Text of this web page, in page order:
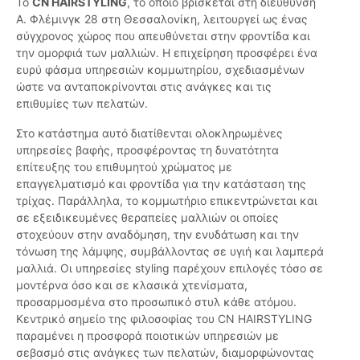
Α. Φλέμινγκ 28 στη Θεσσαλονίκη, λειτουργεί ως ένας
σύγχρονος χώρος που απευθύνεται στην φροντίδα και
την ομορφιά των μαλλιών. Η επιχείρηση προσφέρει ένα
ευρύ φάσμα υπηρεσιών κομμωτηρίου, σχεδιασμένων
ώστε να ανταποκρίνονται στις ανάγκες και τις
επιθυμίες των πελατών.
Στο κατάστημα αυτό διατίθενται ολοκληρωμένες
υπηρεσίες βαφής, προσφέροντας τη δυνατότητα
επίτευξης του επιθυμητού χρώματος με
επαγγελματισμό και φροντίδα για την κατάσταση της
τρίχας. Παράλληλα, το κομμωτήριο επικεντρώνεται και
σε εξειδικευμένες θεραπείες μαλλιών οι οποίες
στοχεύουν στην αναδόμηση, την ενυδάτωση και την
τόνωση της λάμψης, συμβάλλοντας σε υγιή και λαμπερά
μαλλιά. Οι υπηρεσίες styling παρέχουν επιλογές τόσο σε
μοντέρνα όσο και σε κλασικά χτενίσματα,
προσαρμοσμένα στο προσωπικό στυλ κάθε ατόμου.
Κεντρικό σημείο της φιλοσοφίας του CN HAIRSTYLING
παραμένει η προσφορά ποιοτικών υπηρεσιών με
σεβασμό στις ανάγκες των πελατών, διαμορφώνοντας